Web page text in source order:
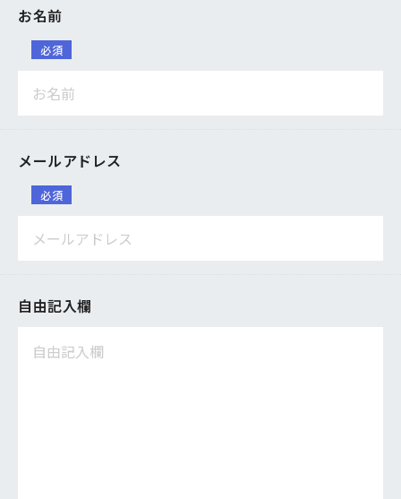
お名前
必須
メールアドレス
必須
自由記入欄